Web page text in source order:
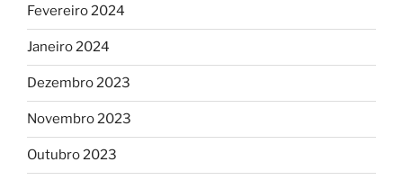
Fevereiro 2024
Janeiro 2024
Dezembro 2023
Novembro 2023
Outubro 2023